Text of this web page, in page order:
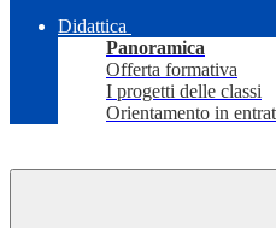
Didattica
Panoramica
Offerta formativa
I progetti delle classi
Orientamento in